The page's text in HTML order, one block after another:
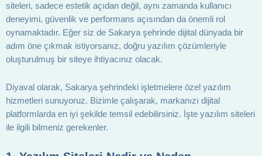
siteleri, sadece estetik açıdan değil, aynı zamanda kullanıcı
deneyimi, güvenlik ve performans açısından da önemli rol
oynamaktadır. Eğer siz de Sakarya şehrinde dijital dünyada bir
adım öne çıkmak istiyorsanız, doğru yazılım çözümleriyle
oluşturulmuş bir siteye ihtiyacınız olacak.
Diyaval olarak, Sakarya şehrindeki işletmelere özel yazılım
hizmetleri sunuyoruz. Bizimle çalışarak, markanızı dijital
platformlarda en iyi şekilde temsil edebilirsiniz. İşte yazılım siteleri
ile ilgili bilmeniz gerekenler.